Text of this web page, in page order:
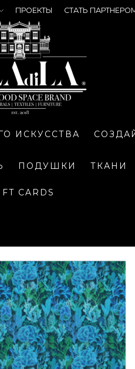
ПРОЕКТЫ СТАТЬ
ИСКУССТВА
ПОДУШКИ ТКАНИ
CARDS